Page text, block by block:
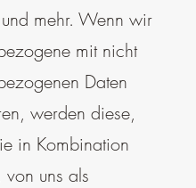
mehr. Wenn wir
mit nicht
Daten
werden diese,
in Kombination
uns als